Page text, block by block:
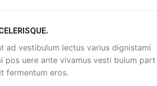
ad vestibulum lectus varius dignistami
pos uere ante vivamus vesti bulum part
fermentum eros.